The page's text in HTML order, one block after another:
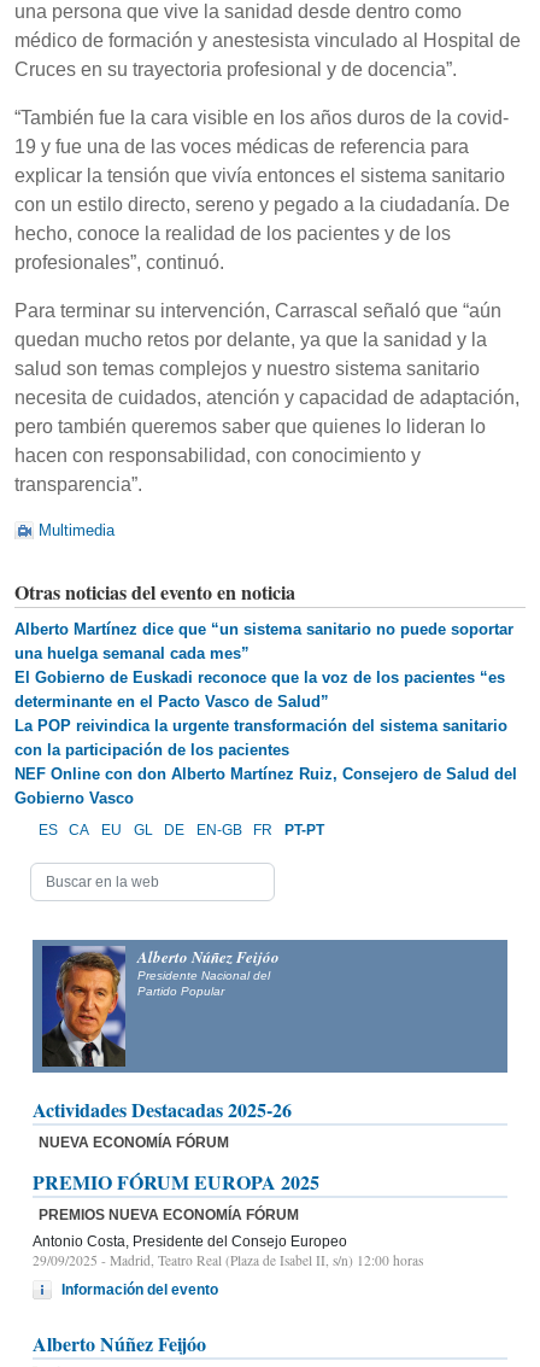
una persona que vive la sanidad desde dentro como
médico de formación y anestesista vinculado al Hospital de
Cruces en su trayectoria profesional y de docencia”.
“También fue la cara visible en los años duros de la covid-
19 y fue una de las voces médicas de referencia para
explicar la tensión que vivía entonces el sistema sanitario
con un estilo directo, sereno y pegado a la ciudadanía. De
hecho, conoce la realidad de los pacientes y de los
profesionales”, continuó.
Para terminar su intervención, Carrascal señaló que “aún
quedan mucho retos por delante, ya que la sanidad y la
salud son temas complejos y nuestro sistema sanitario
necesita de cuidados, atención y capacidad de adaptación,
pero también queremos saber que quienes lo lideran lo
hacen con responsabilidad, con conocimiento y
transparencia”.
Multimedia
Otras noticias del evento en noticia
Alberto Martínez dice que “un sistema sanitario no puede soportar
una huelga semanal cada mes”
El Gobierno de Euskadi reconoce que la voz de los pacientes “es
determinante en el Pacto Vasco de Salud”
La POP reivindica la urgente transformación del sistema sanitario
con la participación de los pacientes
NEF Online con don Alberto Martínez Ruiz, Consejero de Salud del
Gobierno Vasco
ES CA EU GL DE EN-GB FR PT-PT
Alberto Núñez Feijóo
Presidente Nacional del
Partido Popular
Actividades Destacadas 2025-26
NUEVA ECONOMÍA FÓRUM
PREMIO FÓRUM EUROPA 2025
PREMIOS NUEVA ECONOMÍA FÓRUM
Antonio Costa, Presidente del Consejo Europeo
29/09/2025 - Madrid, Teatro Real (Plaza de Isabel II, s/n) 12:00 horas
Información del evento
Alberto Núñez Feijóo